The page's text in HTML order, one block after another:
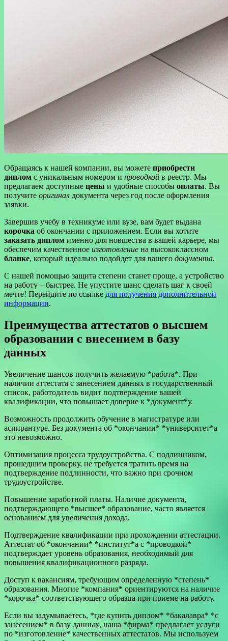
Обращаясь к нашей компании, вы можете приобрести
диплом с уникальным номером и проводкой в реестр. Мы
предлагаем доступные цены и удобные способы оплаты. Вы
получите оригинал документа через год после оформления
заявки.
Завершив учебу в техникуме или вузе, вам будет выдана
корочка об окончании с приложением. Если вы хотите
заказать диплом именно для новшества в вашей карьере, мы
обеспечим качественное изготовление на высококлассном
бланке, который идеально подойдет для вашего документа.
С нашей помощью защита степени станет проще, а устройство
на работу – быстрее. Не упустите шанс сделать шаг к своей
мечте! Перейдите по ссылке для получения дополнительной
информации.
Преимущества аттестатов о высшем
образовании с внесением в базу
данных
Увеличение шансов получить желаемую *работа*. При
наличии аттестата с занесением данных в государственный
список, работодатель видит подтверждение вашей
квалификации, что повышает доверие к *документ*у.
Возможность продолжить обучение в магистратуре или
аспирантуре. Без документа об *окончании* *университет*а
это невозможно.
Оптимизация процесса трудоустройства. С подлинником,
прошедшим проверку, не требуется тратить время на
подтверждение подлинности, что важно при срочном
трудоустройстве.
Повышение заработной платы. Наличие документа,
подтверждающего *высшее* образование, часто является
основанием для увеличения дохода.
Подтверждение квалификации при прохождении аттестации.
Аттестат об *окончании* *институт*а с *проводкой*
подтверждает уровень образования, необходимый для
повышения квалификационного разряда.
Доступ к вакансиям, требующим определенную *степень*
образования. Многие *компания* ориентируются на наличие
*корочка* соответствующего образца при приеме на работу.
Если вы задумываетесь, *где купить диплом* *бакалавра* *с
занесением* в базу данных, наша *фирма* предлагает услуги
по *изготовление* качественных аттестатов. Мы используем